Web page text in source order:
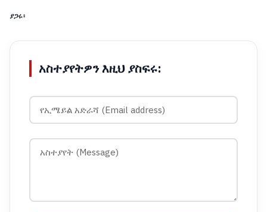
ያጋሩ፡
አስተያየትዎን እዚህ ያስፍሩ: